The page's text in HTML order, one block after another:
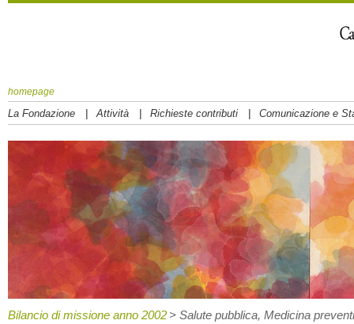
homepage
La Fondazione | Attività | Richieste contributi | Comunicazione e
Bilancio di missione anno 2002 > Salute pubblica, Medicina